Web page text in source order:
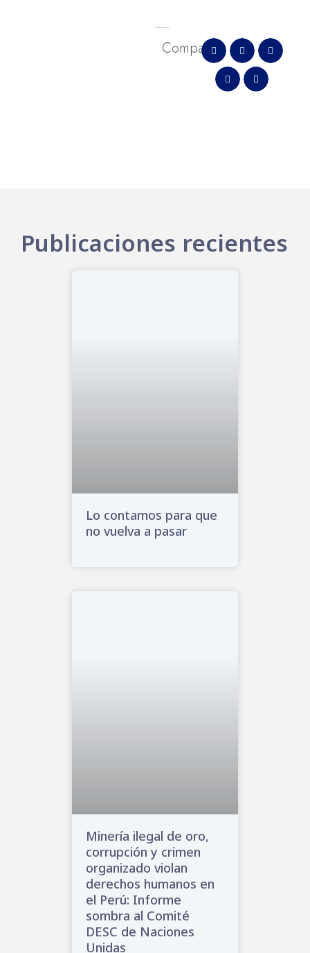
Comparte
Publicaciones recientes
Lo contamos para que
no vuelva a pasar
Minería ilegal de oro,
corrupción y crimen
organizado violan
derechos humanos en
el Perú: Informe
sombra al Comité
DESC de Naciones
Unidas